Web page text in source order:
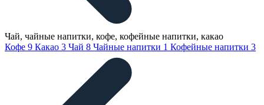
Чай, чайные напитки, кофе, кофейные напитки, какао
Кофе 9 Какао 3 Чай 8 Чайные напитки 1 Кофейные напитки 3